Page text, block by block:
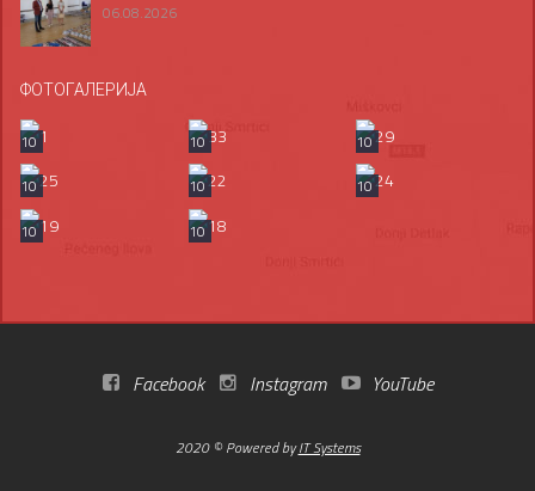
06.08.2026
ФОТОГАЛЕРИЈА
10 10
10
10
10
10
10
10
Facebook Instagram YouTube
2020 © Powered byIT Systems